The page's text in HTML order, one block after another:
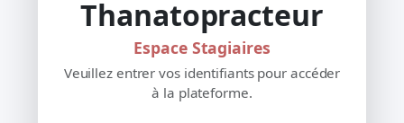
Thanatopracteur
Espace Stagiaires
Veuillez entrer vos identifiants pour accéder
à la plateforme.